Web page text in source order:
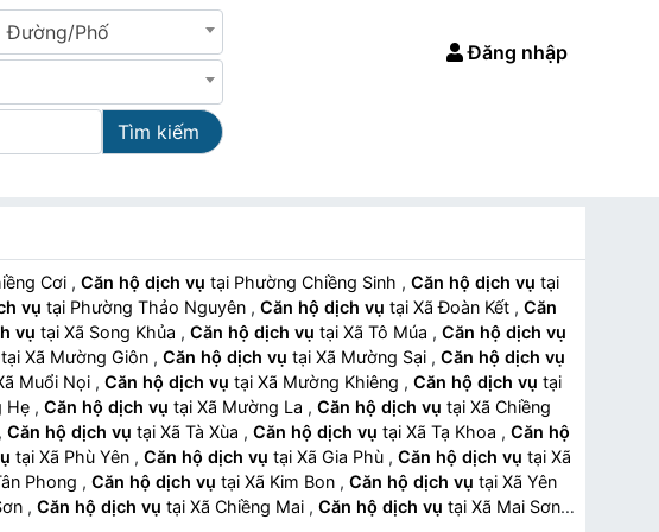
Đường/Phố
Tìm kiếm
Đăng nhập
Cơi , Căn hộ dịch vụ tại Phường Chiềng Sinh , Căn hộ dịch vụ tại
vụ tại Phường Thảo Nguyên , Căn hộ dịch vụ tại Xã Đoàn Kết , Căn
vụ tại Xã Song Khủa , Căn hộ dịch vụ tại Xã Tô Múa , Căn hộ dịch vụ
tại Xã Mường Giôn , Căn hộ dịch vụ tại Xã Mường Sại , Căn hộ dịch vụ
Xã Muổi Nọi , Căn hộ dịch vụ tại Xã Mường Khiêng , Căn hộ dịch vụ tại
Hẹ , Căn hộ dịch vụ tại Xã Mường La , Căn hộ dịch vụ tại Xã Chiềng
, Căn hộ dịch vụ tại Xã Tà Xùa , Căn hộ dịch vụ tại Xã Tạ Khoa , Căn hộ
tại Xã Phù Yên , Căn hộ dịch vụ tại Xã Gia Phù , Căn hộ dịch vụ tại Xã
Tân Phong , Căn hộ dịch vụ tại Xã Kim Bon , Căn hộ dịch vụ tại Xã Yên
, Căn hộ dịch vụ tại Xã Chiềng Mai , Căn hộ dịch vụ tại Xã Mai Sơn,